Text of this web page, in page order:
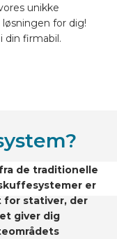
unikke
for dig!
din firmabil.
de traditionelle
er
for stativer, der
giver dig